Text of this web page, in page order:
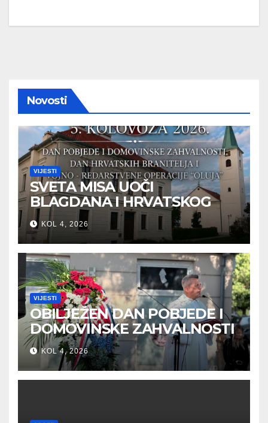
Novosti
VIJESTI
SVETA MISA UOČI
BLAGDANA I HRVATSKOG
PRAZNIKA SLOBODE
KOL 4, 2026
VIJESTI
OBILJEŽEN DAN POBJEDE I
DOMOVINSKE ZAHVALNOSTI
U SVETOJ NEDELJI
KOL 4, 2026